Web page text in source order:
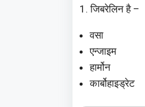
1. जिबरेलिन है –
वसा
एन्जाइम
हार्मोन
कार्बोहाइड्रेट